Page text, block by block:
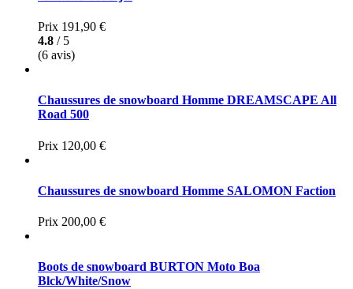
Prix 191,90 €
4.8 / 5
(6 avis)
Chaussures de snowboard Homme DREAMSCAPE All
Road 500
Prix 120,00 €
Chaussures de snowboard Homme SALOMON Faction
Prix 200,00 €
Boots de snowboard BURTON Moto Boa
Blck/White/Snow